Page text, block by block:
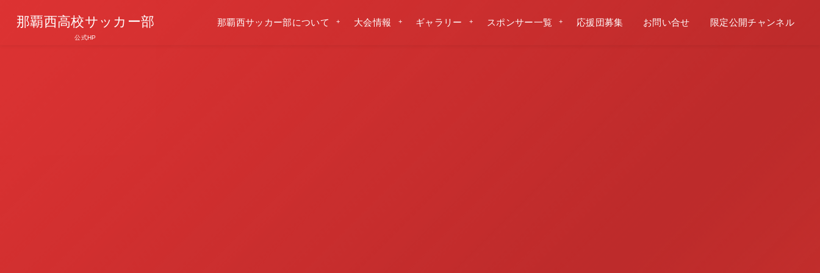
那覇西高校サッカー部
公式HP
那覇西サッカー部について 大会情報 ギャラリー スポンサー一覧 応援団募集 お問い合せ 限定公開チャンネル